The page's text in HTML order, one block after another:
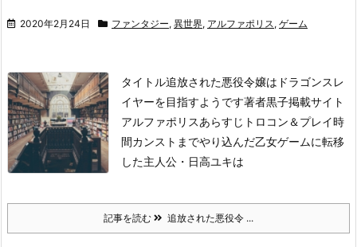
2020年2月24日 ファンタジー, 異世界, アルファポリス, ゲーム
タイトル追放された悪役令嬢はドラゴンスレ
イヤーを目指すようです著者黒子掲載サイト
アルファポリスあらすじ トロコン＆プレイ時
間カンストまでやり込んだ乙女ゲームに転移
した主人公・日高ユキは
記事を読む 追放された悪役令 ...